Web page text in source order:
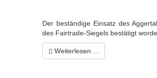
Der beständige Einsatz des
des Fairtrade-Siegels bestätigt
Weiterlesen ...